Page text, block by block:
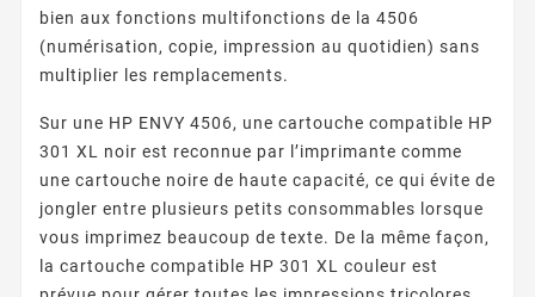
bien aux fonctions multifonctions de la 4506
(numérisation, copie, impression au quotidien) sans
multiplier les remplacements.
Sur une HP ENVY 4506, une cartouche compatible HP
301 XL noir est reconnue par l’imprimante comme
une cartouche noire de haute capacité, ce qui évite de
jongler entre plusieurs petits consommables lorsque
vous imprimez beaucoup de texte. De la même façon,
la cartouche compatible HP 301 XL couleur est